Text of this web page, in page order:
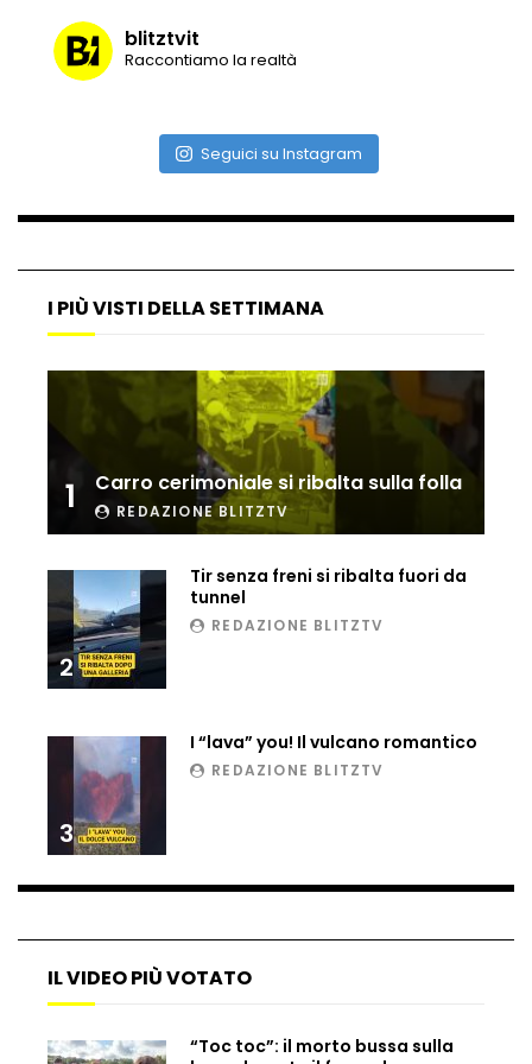
male
Incidente aereo a Mogadiscio, aereo
perde il controllo
i droni russi
Tir bloccato sul passaggio a livello:
Parco divertimenti, attrazione cede
all’improvviso
tragedia a Petén
Russia sotto zero: fiumi congelati e navi
rompighiaccio a Mosca
blitztvit
Raccontiamo la realtà
Seguici su Instagram
I PIÙ VISTI DELLA SETTIMANA
1 Carro cerimoniale si ribalta sulla folla
REDAZIONE BLITZTV
2
Tir senza freni si ribalta fuori da
tunnel
REDAZIONE BLITZTV
3
I “lava” you! Il vulcano romantico
REDAZIONE BLITZTV
IL VIDEO PIÙ VOTATO
“Toc toc”: il morto bussa sulla